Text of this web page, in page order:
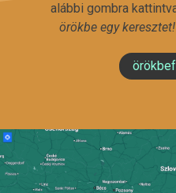
alábbi gombra
örökbe egy keresztet!